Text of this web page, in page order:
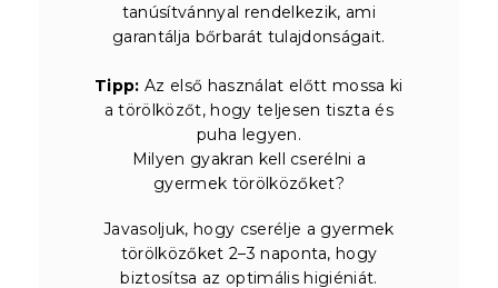
tanúsítvánnyal rendelkezik, ami
garantálja bőrbarát tulajdonságait.
Tipp: Az első használat előtt mossa ki
a törölközőt, hogy teljesen tiszta és
puha legyen.
Milyen gyakran kell cserélni a
gyermek törölközőket?
Javasoljuk, hogy cserélje a gyermek
törölközőket 2–3 naponta, hogy
biztosítsa az optimális higiéniát.